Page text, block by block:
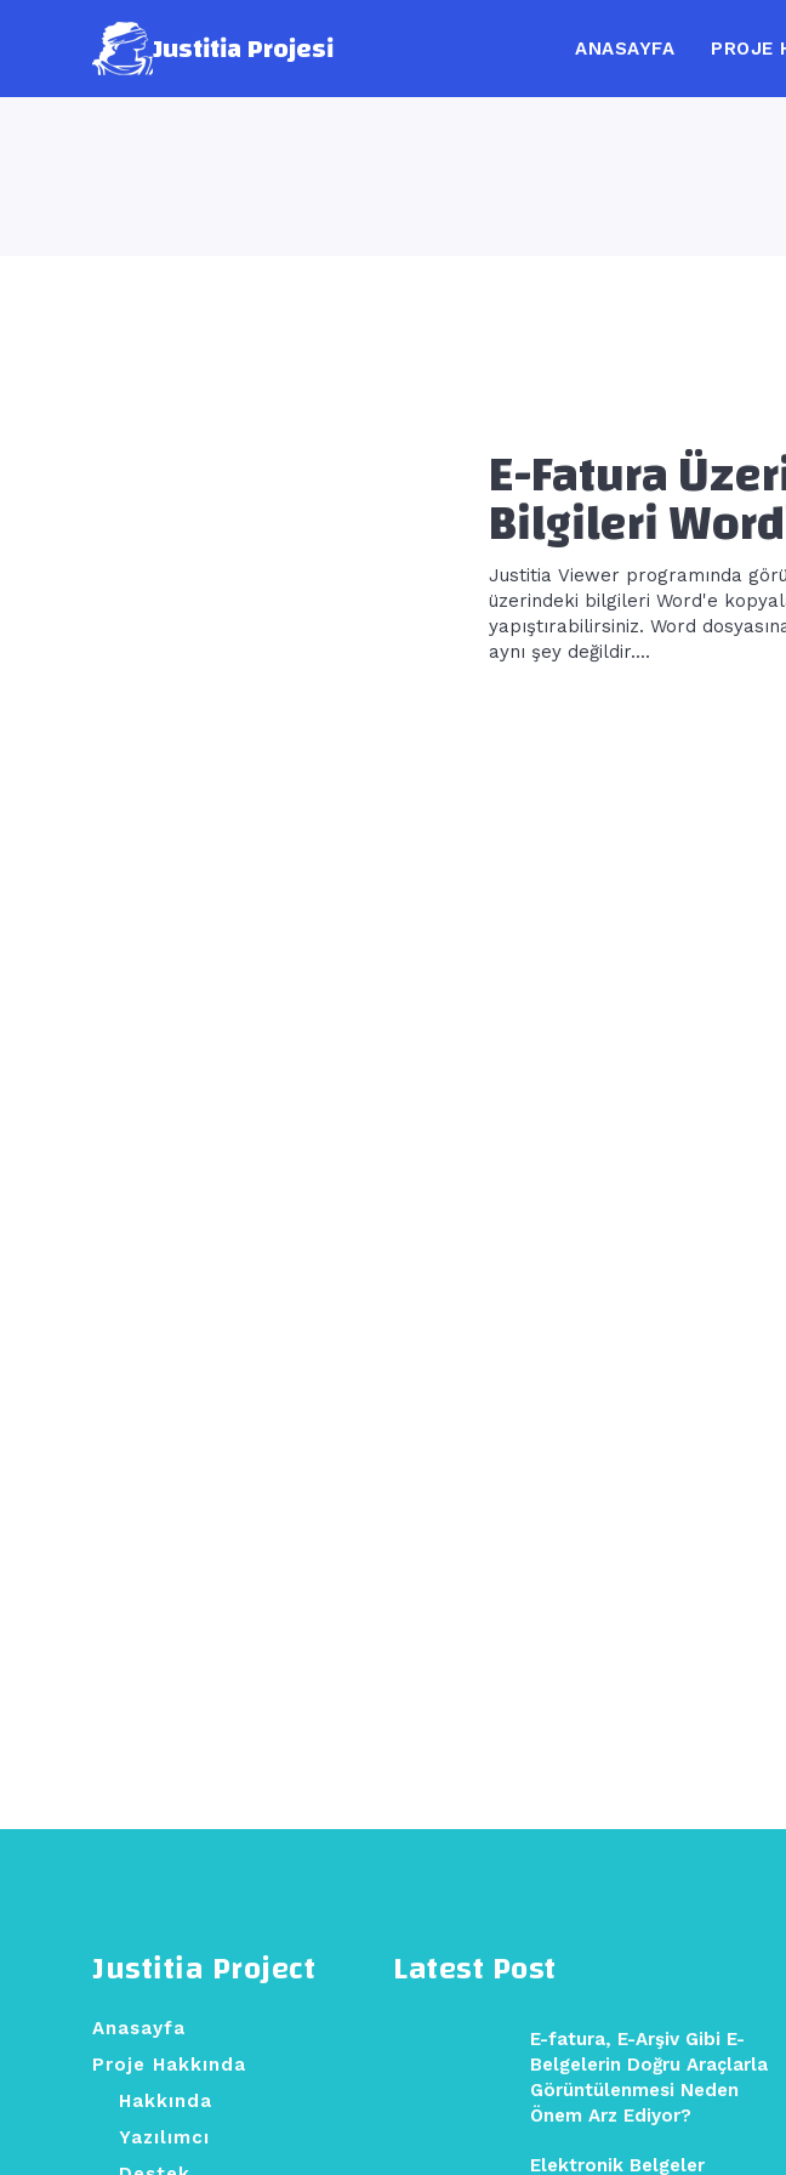
Justitia Projesi ANASAYFA PROJE
E-Fatura
Bilgileri
Justitia Viewer programında
üzerindeki bilgileri Word'e
yapıştırabilirsiniz. Word
aynı şey değildir....
Justitia Project
Anasayfa
Proje Hakkında
Hakkında
Yazılımcı
Latest Post
E-fatura, E-Arşiv Gibi E-
Belgelerin Doğru Araçlarla
Görüntülenmesi Neden
Önem Arz Ediyor?
Elektronik Belgeler